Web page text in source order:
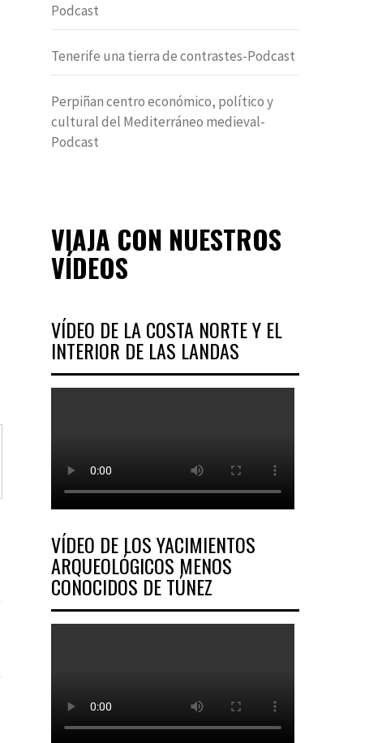
Podcast
Tenerife una tierra de contrastes-Podcast
Perpiñan centro económico, político y
cultural del Mediterráneo medieval-
Podcast
VIAJA CON NUESTROS
VÍDEOS
VÍDEO DE LA COSTA NORTE Y EL
INTERIOR DE LAS LANDAS
VÍDEO DE LOS YACIMIENTOS
ARQUEOLÓGICOS MENOS
CONOCIDOS DE TÚNEZ